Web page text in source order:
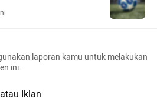
laporan kamu untuk melakukan
ini.
Iklan